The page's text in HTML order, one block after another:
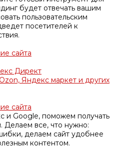
будет отвечать вашим
пользовательским
посетителей к
сайта
Директ
Яндекс маркет и других
сайта
Google, поможем получать
Делаем все, что нужно:
делаем сайт удобнее
контентом.